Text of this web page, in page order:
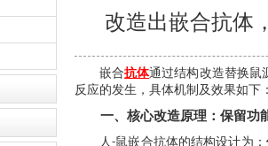
改造出嵌合抗体
嵌合抗体通过结构改造替换鼠
反应的发生，具体机制及效果如下
一、核心改造原理：保留功
人-鼠嵌合抗体的结构设计为：